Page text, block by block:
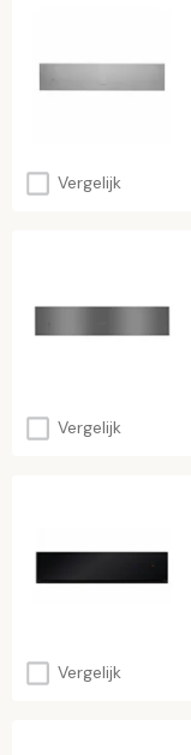
Vergelijk
Vergelijk
Vergelijk